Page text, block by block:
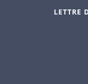
LETTRE